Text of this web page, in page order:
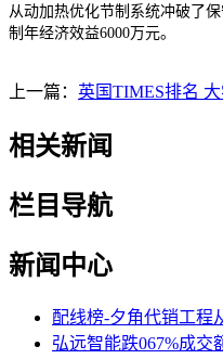
从动加热优化节制系统冲破了
制年经济效益6000万元。
上一篇： 英国TIMES排名
相关新闻
栏目导航
新闻中心
配线榜-夕角代销工程
弘远智能跌067%成交